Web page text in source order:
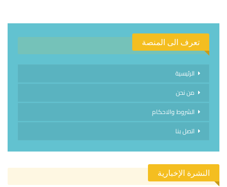
تعرف الى المنصة
الرئيسية
من نحن
الشروط والاحكام
اتصل بنا
النشرة الإخبارية